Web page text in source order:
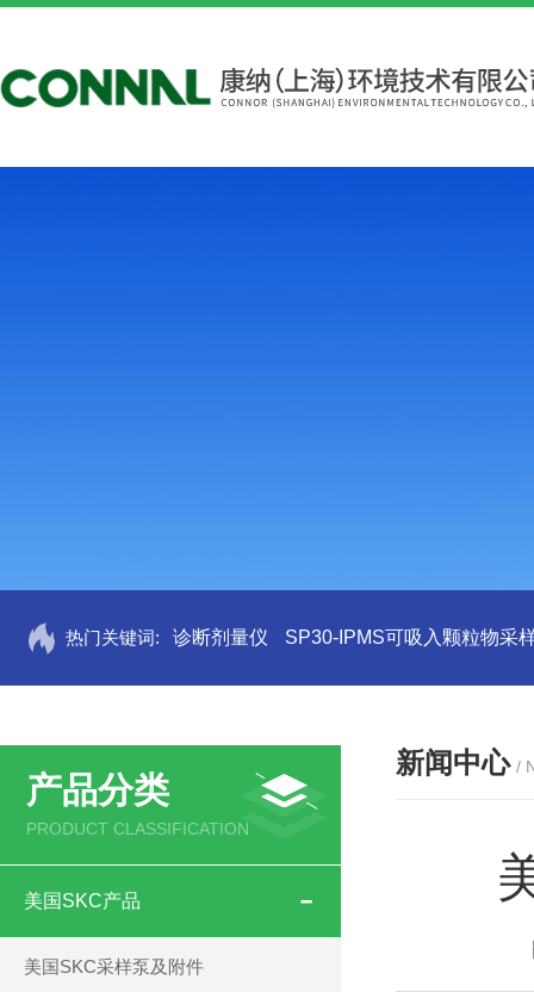
热门关键词: 诊断剂量仪 SP30-IPMS可吸入颗粒物采
产品分类
PRODUCT CLASSIFICATION
美国SKC产品
美国SKC采样泵及附件
新闻中心 /